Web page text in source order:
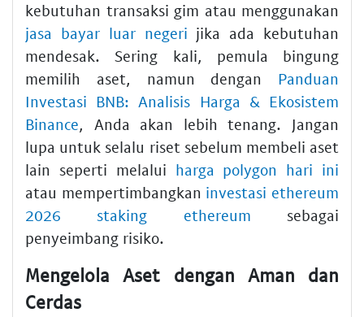
kebutuhan transaksi gim atau menggunakan
jasa bayar luar negeri jika ada kebutuhan
mendesak. Sering kali, pemula bingung
memilih aset, namun dengan Panduan
Investasi BNB: Analisis Harga & Ekosistem
Binance, Anda akan lebih tenang. Jangan
lupa untuk selalu riset sebelum membeli aset
lain seperti melalui harga polygon hari ini
atau mempertimbangkan investasi ethereum
2026 staking ethereum sebagai
penyeimbang risiko.
Mengelola Aset dengan Aman dan
Cerdas